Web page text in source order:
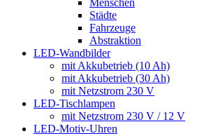
Menschen
Städte
Fahrzeuge
Abstraktion
LED-Wandbilder
mit Akkubetrieb (10 Ah)
mit Akkubetrieb (30 Ah)
mit Netzstrom 230 V
LED-Tischlampen
mit Netzstrom 230 V / 12 V
LED-Motiv-Uhren